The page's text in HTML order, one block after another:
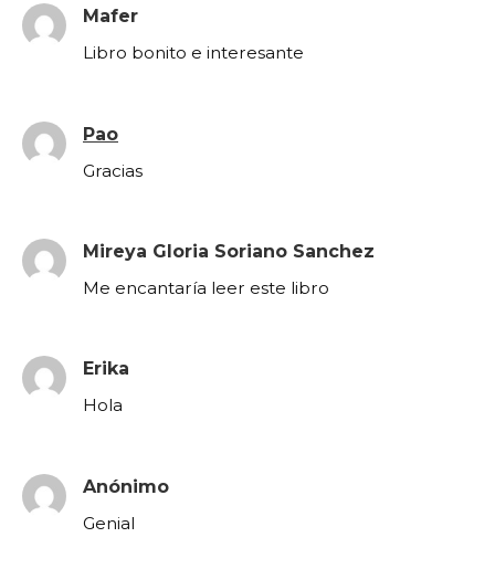
Mafer
Libro bonito e interesante
Pao
Gracias
Mireya Gloria Soriano Sanchez
Me encantaría leer este libro
Erika
Hola
Anónimo
Genial